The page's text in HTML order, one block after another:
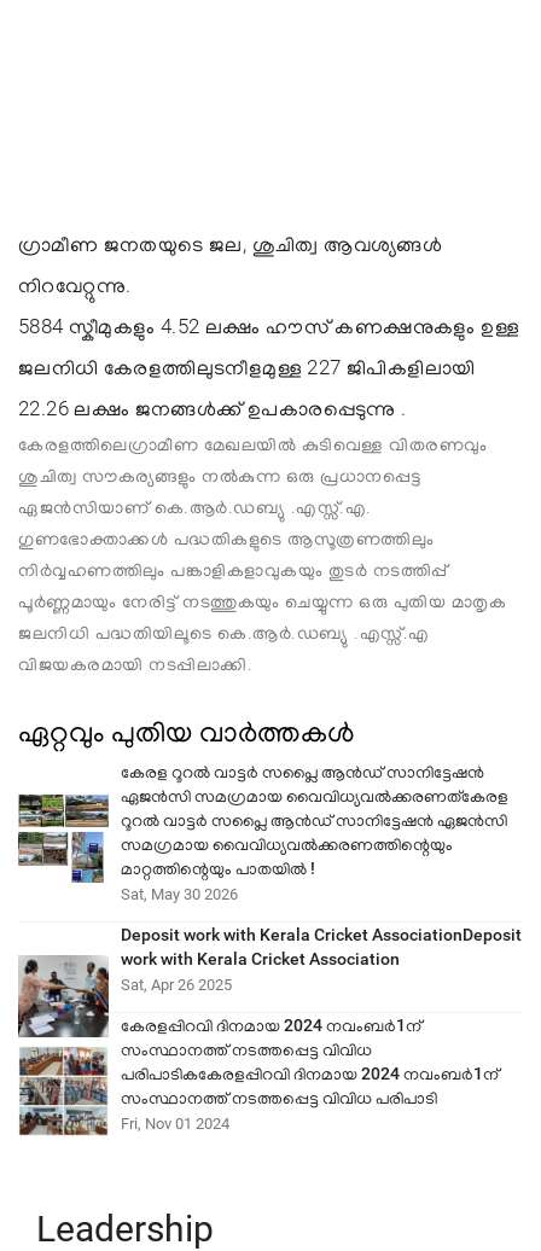
ഗ്രാമീണ ജനതയുടെ ജല, ശുചിത്വ ആവശ്യങ്ങൾ
നിറവേറ്റുന്നു.
5884 സ്കീമുകളും 4.52 ലക്ഷം ഹൗസ് കണക്ഷനുകളും ഉള്ള
ജലനിധി കേരളത്തിലുടനീളമുള്ള 227 ജിപികളിലായി
22.26 ലക്ഷം ജനങ്ങൾക്ക് ഉപകാരപ്പെടുന്നു .
കേരളത്തിലെഗ്രാമീണ മേഖലയില്‍ കുടിവെള്ള വിതരണവും
ശുചിത്വ സൗകര്യങ്ങളും നല്‍കുന്ന ഒരു പ്രധാനപ്പെട്ട
ഏജന്‍സിയാണ് കെ.ആര്‍.ഡബ്യു .എസ്സ്.എ.
ഗുണഭോക്താക്കള്‍ പദ്ധതികളുടെ ആസൂത്രണത്തിലും
നിര്‍വ്വഹണത്തിലും പങ്കാളികളാവുകയും തുടര്‍ നടത്തിപ്പ്
പൂര്‍ണ്ണമായും നേരിട്ട് നടത്തുകയും ചെയ്യുന്ന ഒരു പുതിയ മാതൃക
ജലനിധി പദ്ധതിയിലൂടെ കെ.ആര്‍.ഡബ്യു .എസ്സ്.എ
വിജയകരമായി നടപ്പിലാക്കി.
ഏറ്റവും പുതിയ വാര്‍ത്തകള്‍
കേരള റൂറൽ വാട്ടർ സപ്ലൈ ആൻഡ് സാനിട്ടേഷന്‍
ഏജൻസി സമഗ്രമായ വൈവിധ്യവൽക്കരണത്കേരള
റൂറൽ വാട്ടർ സപ്ലൈ ആൻഡ് സാനിട്ടേഷന്‍ ഏജൻസി
സമഗ്രമായ വൈവിധ്യവൽക്കരണത്തിന്റെയും
മാറ്റത്തിന്റെയും പാതയിൽ !
Sat, May 30 2026
Deposit work with Kerala Cricket AssociationDeposit
work with Kerala Cricket Association
Sat, Apr 26 2025
കേരളപ്പിറവി ദിനമായ 2024 നവംബര്‍1ന്
സംസ്ഥാനത്ത് നടത്തപ്പെട്ട വിവിധ
പരിപാടികകേരളപ്പിറവി ദിനമായ 2024 നവംബര്‍1ന്
സംസ്ഥാനത്ത് നടത്തപ്പെട്ട വിവിധ പരിപാടി
Fri, Nov 01 2024
Leadership